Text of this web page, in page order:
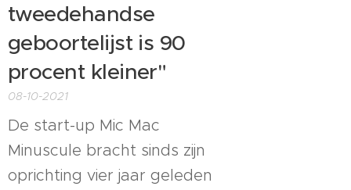
tweedehandse
geboortelijst is 90
procent kleiner"
08-10-2021
De start-up Mic Mac
Minuscule bracht sinds zijn
oprichting vier jaar geleden